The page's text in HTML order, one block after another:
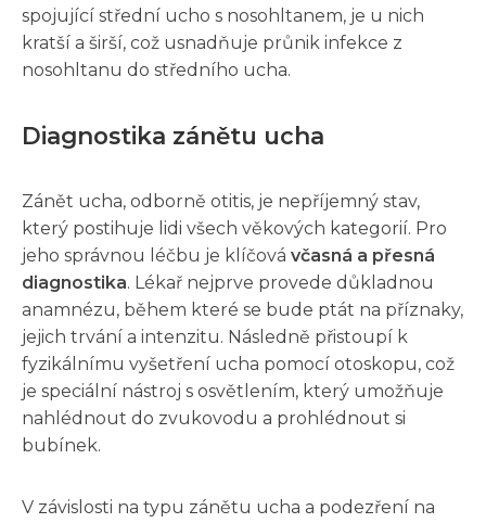
spojující střední ucho s nosohltanem, je u nich
kratší a širší, což usnadňuje průnik infekce z
nosohltanu do středního ucha.
Diagnostika zánětu ucha
Zánět ucha, odborně otitis, je nepříjemný stav,
který postihuje lidi všech věkových kategorií. Pro
jeho správnou léčbu je klíčová včasná a přesná
diagnostika. Lékař nejprve provede důkladnou
anamnézu, během které se bude ptát na příznaky,
jejich trvání a intenzitu. Následně přistoupí k
fyzikálnímu vyšetření ucha pomocí otoskopu, což
je speciální nástroj s osvětlením, který umožňuje
nahlédnout do zvukovodu a prohlédnout si
bubínek.
V závislosti na typu zánětu ucha a podezření na